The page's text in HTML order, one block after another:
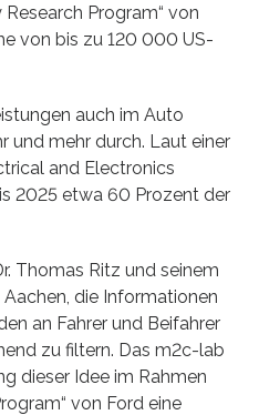
Program“ von
von bis zu 120 000 US-
auch im Auto
und mehr durch. Laut einer
and Electronics
2025 etwa 60 Prozent der
Thomas Ritz und seinem
die Informationen
an Fahrer und Beifahrer
zu filtern. Das m2c-lab
dieser Idee im Rahmen
von Ford eine